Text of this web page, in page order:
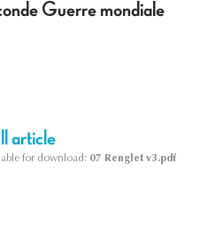
Guerre mondiale
article
for download: 07 Renglet v3.pdf